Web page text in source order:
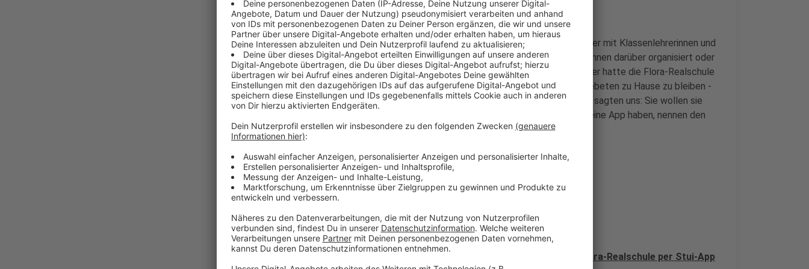
Die Möglichkeiten dieser Apps sind vielfältig: Eltern können darüber mit Klassenlehrerinnen und
Klassenlehrern chatten, Helferinnen und Helfer für Schulfeste können darüber organisiert oder
aktuelle Informationen schnell verbreitet werden. Ende September hatte die Flora-Realschule
in Unterbilk mithilfe der Sdui-App alle Schülerinnen und Schüler gebeten zu Hause zu bleiben -
Grund war eine Bombendrohung. Schulen, die solche Apps nutzen, sagten uns: Sie wollen sie
nicht mehr missen. Die Schulen, die wir gefragt haben und noch keine App haben, nennen den
Grund: Es fehlt die Zeit sich dem Thema gebührend zu widmen.
Anzeige
Weitere Infos und Links zum Thema:
Anzeige
Ende September wurden die Schülerinnen und Schüler der Flora-Realschule per Stui-App